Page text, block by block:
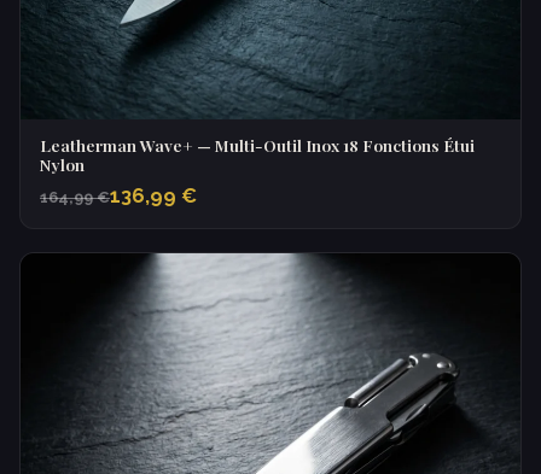
Leatherman Wave+ — Multi-Outil Inox 18 Fonctions Étui
Nylon
164,99 €136,99 €